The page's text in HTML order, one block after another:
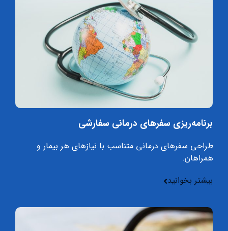
برنامه‌ریزی سفرهای درمانی سفارشی
طراحی سفرهای درمانی متناسب با نیازهای هر بیمار و
همراهان.
بیشتر بخوانید